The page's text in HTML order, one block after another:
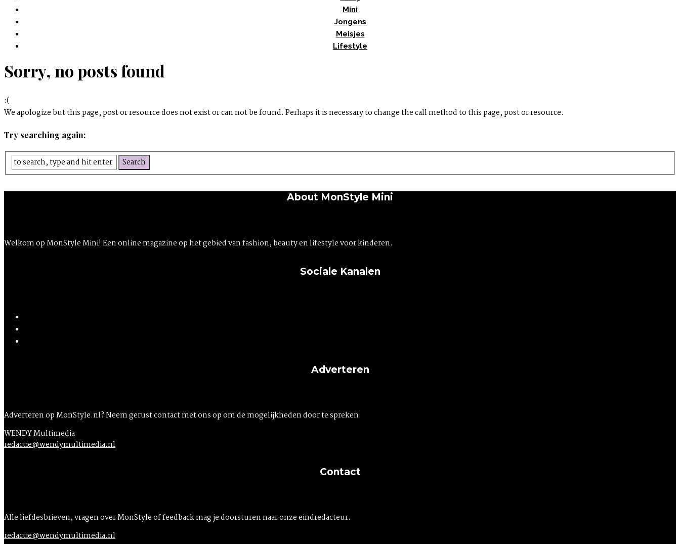
Mini
Jongens
Meisjes
Lifestyle
Sorry, no posts found
:(
We apologize but this page, post or resource does not exist or can not be found. Perhaps it is necessary to change the call method to this page, post or resource.
Try searching again:
About MonStyle Mini
Welkom op MonStyle Mini! Een online magazine op het gebied van fashion, beauty en lifestyle voor kinderen.
Sociale Kanalen
Adverteren
Adverteren op MonStyle.nl? Neem gerust contact met ons op om de mogelijkheden door te spreken:
WENDY Multimedia
redactie@wendymultimedia.nl
Contact
Alle liefdesbrieven, vragen over MonStyle of feedback mag je doorsturen naar onze eindredacteur.
redactie@wendymultimedia.nl